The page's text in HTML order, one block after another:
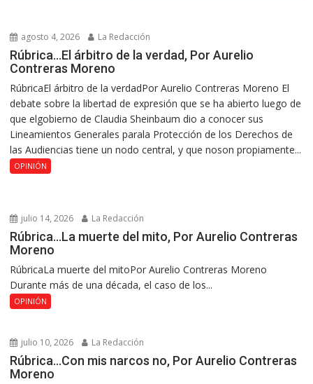
agosto 4, 2026 La Redacción
Rúbrica…El árbitro de la verdad, Por Aurelio
Contreras Moreno
RúbricaEl árbitro de la verdadPor Aurelio Contreras Moreno El
debate sobre la libertad de expresión que se ha abierto luego de
que elgobierno de Claudia Sheinbaum dio a conocer sus
Lineamientos Generales parala Protección de los Derechos de
las Audiencias tiene un nodo central, y que noson propiamente...
OPINIÓN
julio 14, 2026 La Redacción
Rúbrica…La muerte del mito, Por Aurelio Contreras
Moreno
RúbricaLa muerte del mitoPor Aurelio Contreras Moreno
Durante más de una década, el caso de los...
OPINIÓN
julio 10, 2026 La Redacción
Rúbrica…Con mis narcos no, Por Aurelio Contreras
Moreno